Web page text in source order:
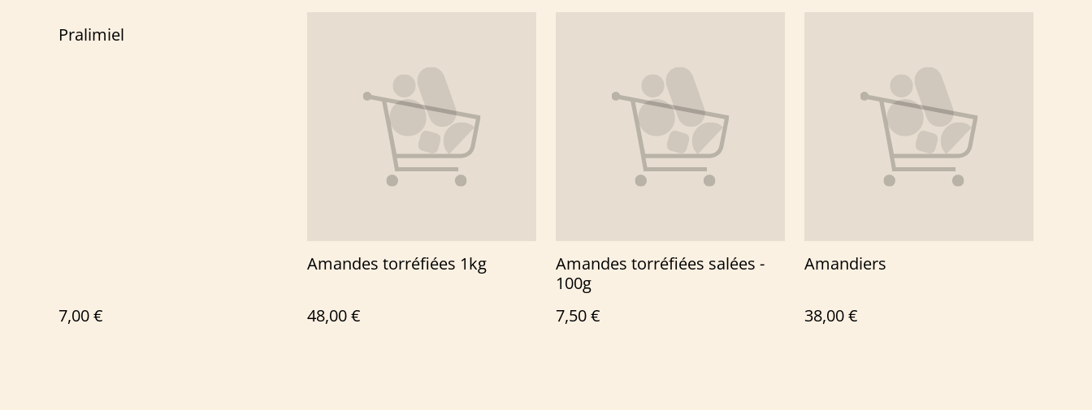
Pralimiel
7,00 €
Amandes torréfiées 1kg
48,00 €
Amandes torréfiées salées -
100g
7,50 €
Amandiers
38,00 €